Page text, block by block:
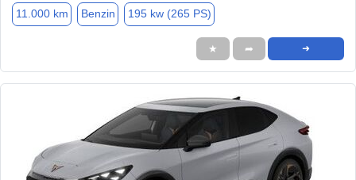
11.000 km Benzin 195 kw (265 PS)
★ ➦ ➜